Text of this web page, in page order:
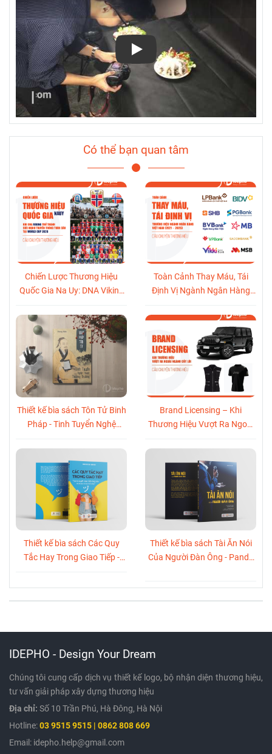
Play
Có thể bạn quan tâm
Chiến Lược Thương Hiệu
Quốc Gia Na Uy: DNA Viking
Thông Toàn Cầu Tại World
Cup 2026
Toàn Cảnh Thay Máu, Tái
Định Vị Ngành Ngân Hàng
Thiết kế bìa sách Tôn Tử Binh
Pháp - Tinh Tuyển Nghệ
Brand Licensing – Khi
Thương Hiệu Vượt Ra Ngoài
Thiết kế bìa sách Các Quy
Tắc Hay Trong Giao Tiếp -
Thiết kế bìa sách Tài Ăn Nói
Của Người Đàn Ông - Panda
IDEPHO - Design Your Dream
Chúng tôi cung cấp dịch vụ thiết kế logo, bộ nhận diện thương hiệu,
tư vấn giải pháp xây dựng thương hiệu
Địa chỉ: Số 10 Trần Phú, Hà Đông, Hà Nội
Hotline:039515 9515 | 0862 808 669
Email: idepho.help@gmail.com